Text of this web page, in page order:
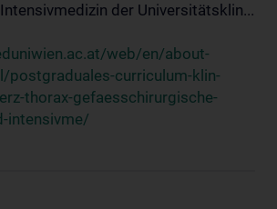
der Universitätsklin...
web/en/about-
postgraduales-curriculum-klin-
thorax-gefaesschirurgische-
intensivme/